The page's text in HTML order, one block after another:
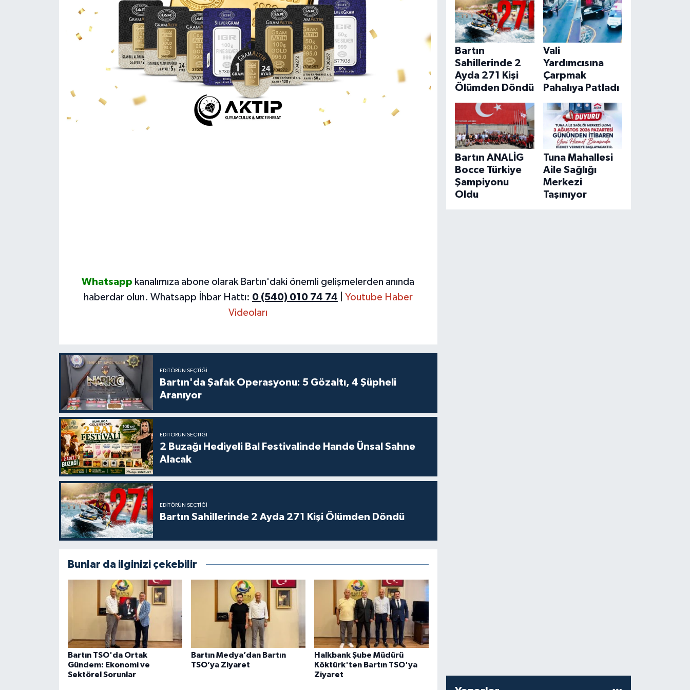
Whatsapp kanalımıza abone olarak Bartın'daki önemli gelişmelerden anında
haberdar olun. Whatsapp İhbar Hattı: 0 (540) 010 74 74
Youtube Haber
Videoları
EDITÖRÜN SEÇTIĞI
Bartın'da Şafak Operasyonu: 5 Gözaltı, 4 Şüpheli
Aranıyor
EDITÖRÜN SEÇTIĞI
2 Buzağı Hediyeli Bal Festivalinde Hande Ünsal Sahne
Alacak
EDITÖRÜN SEÇTIĞI
Bartın Sahillerinde 2 Ayda 271 Kişi Ölümden Döndü
Bunlar da ilginizi çekebilir
Bartın TSO'da Ortak
Gündem: Ekonomi ve
Sektörel Sorunlar
Bartın Medya’dan Bartın
TSO’ya Ziyaret
Halkbank Şube Müdürü
Köktürk'ten Bartın TSO'ya
Ziyaret
Bartın
Sahillerinde 2
Ayda 271 Kişi
Ölümden Döndü
Vali
Yardımcısına
Çarpmak
Pahalıya Patladı
Bartın ANALİG
Bocce Türkiye
Şampiyonu
Oldu
Tuna Mahallesi
Aile Sağlığı
Merkezi
Taşınıyor